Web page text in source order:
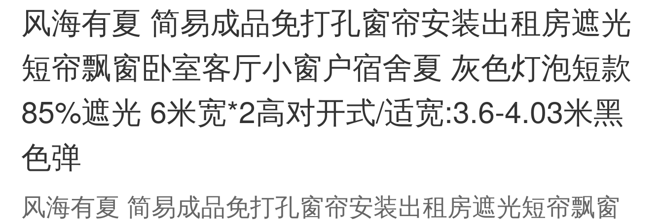
风海有夏 简易成品免打孔窗帘安装出租房遮光
短帘飘窗卧室客厅小窗户宿舍夏 灰色灯泡短款
85%遮光 6米宽*2高对开式/适宽:3.6-4.03米黑
色弹
风海有夏 简易成品免打孔窗帘安装出租房遮光短帘飘窗